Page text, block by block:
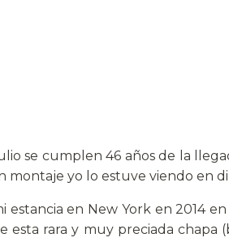
se cumplen 46 años de la
montaje yo lo estuve viendo en
estancia en New York en 2014
esta rara y muy preciada chapa